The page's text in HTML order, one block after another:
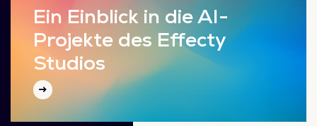
Ein Einblick in die AI-
Projekte des Effecty
Studios